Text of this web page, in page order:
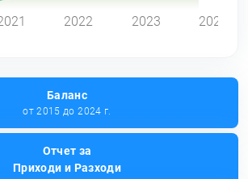
2022 2023 2024
Баланс
от 2015 до 2024 г.
Отчет за
Приходи и Разходи